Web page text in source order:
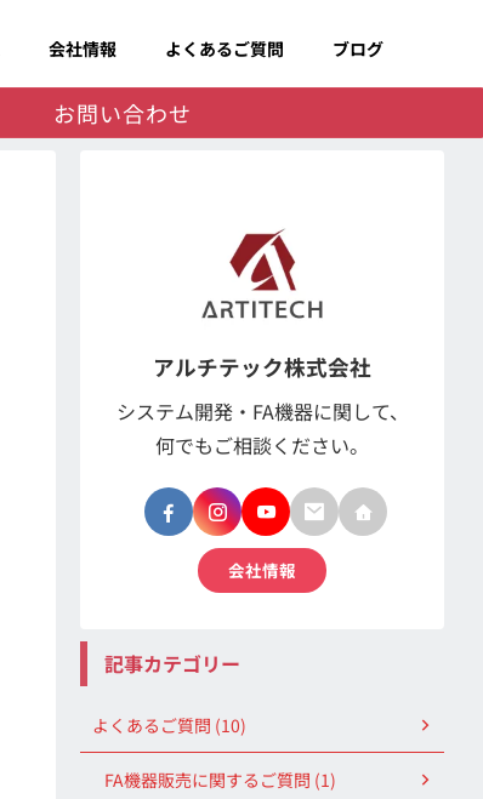
会社情報 よくあるご質問 ブログ
お問い合わせ
アルチテック株式会社
システム開発・FA機器に関して、
何でもご相談ください。
会社情報
記事カテゴリー
よくあるご質問 (10)
FA機器販売に関するご質問 (1)